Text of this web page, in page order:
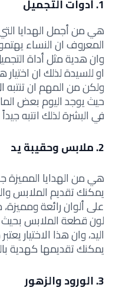
1. أدوات التجميل
هي من أجمل الهدايا
المعروف ان النساء
وان هدية مثل أداة
او للسيدة لذلك ان اختيار
ولكن من المهم ان تنتبه
حيث يوجد اليوم بعض
في البشرة لذلك انتبه
2. ملابس وحقيبة يد
هي من الهدايا المميزة
يمكنك تقديم الملابس
على ألوان رائعة
لون قطعة الملابس
اليد، وان هذا الاختيار
يمكنك تقديمها كهدية
3. الورود والزهور